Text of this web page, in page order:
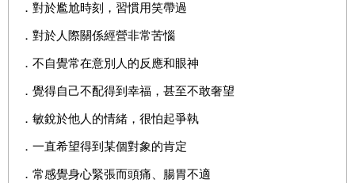
．對於尷尬時刻，習慣用笑帶過
．對於人際關係經營非常苦惱
．不自覺常在意別人的反應和眼神
．覺得自己不配得到幸福，甚至不敢奢望
．敏銳於他人的情緒，很怕起爭執
．一直希望得到某個對象的肯定
．常感覺身心緊張而頭痛、腸胃不適